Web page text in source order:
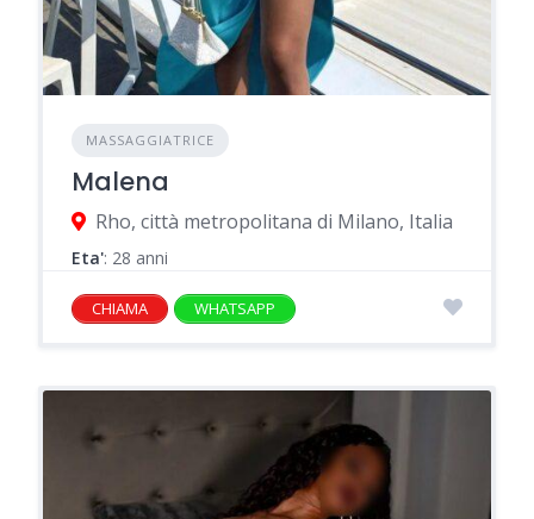
MASSAGGIATRICE
Malena
Rho, città metropolitana di Milano, Italia
Eta': 28 anni
CHIAMA WHATSAPP